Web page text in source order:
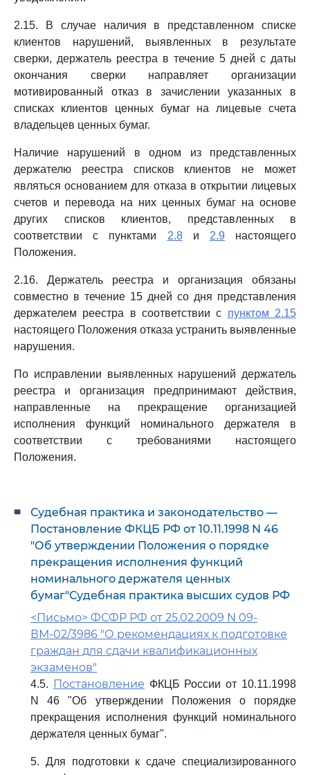
2.15. В случае наличия в представленном списке
клиентов нарушений, выявленных в результате
сверки, держатель реестра в течение 5 дней с даты
окончания сверки направляет организации
мотивированный отказ в зачислении указанных в
списках клиентов ценных бумаг на лицевые счета
владельцев ценных бумаг.
Наличие нарушений в одном из представленных
держателю реестра списков клиентов не может
являться основанием для отказа в открытии лицевых
счетов и перевода на них ценных бумаг на основе
других списков клиентов, представленных в
соответствии с пунктами 2.8и 2.9 настоящего
Положения.
2.16. Держатель реестра и организация обязаны
совместно в течение 15 дней со дня представления
держателем реестра в соответствии с пунктом 2.15
настоящего Положения отказа устранить выявленные
нарушения.
По исправлении выявленных нарушений держатель
реестра и организация предпринимают действия,
направленные на прекращение организацией
исполнения функций номинального держателя в
соответствии с требованиями настоящего
Положения.
Судебная практика и законодательство —
Постановление ФКЦБ РФ от 10.11.1998 N 46
"Об утверждении Положения о порядке
прекращения исполнения функций
номинального держателя ценных
бумаг"Судебная практика высших судов РФ
<Письмо> ФСФР РФ от 25.02.2009 N 09-
ВМ-02/3986 "О рекомендациях к подготовке
граждан для сдачи квалификационных
экзаменов"
4.5. Постановление ФКЦБ России от 10.11.1998
N 46 "Об утверждении Положения о порядке
прекращения исполнения функций номинального
держателя ценных бумаг".
5. Для подготовки к сдаче специализированного